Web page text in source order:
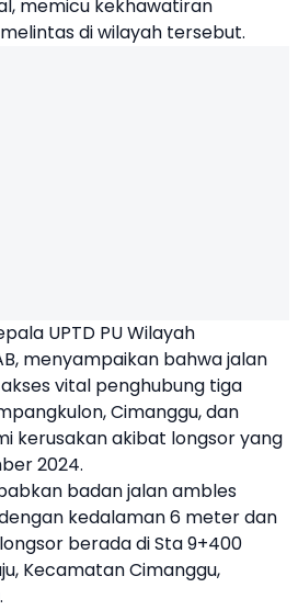
memicu kekhawatiran
di wilayah tersebut.
UPTD PU Wilayah
menyampaikan bahwa jalan
vital penghubung tiga
Cimanggu, dan
kerusakan akibat longsor yang
2024.
badan jalan ambles
kedalaman 6 meter dan
berada di Sta 9+400
Kecamatan Cimanggu,